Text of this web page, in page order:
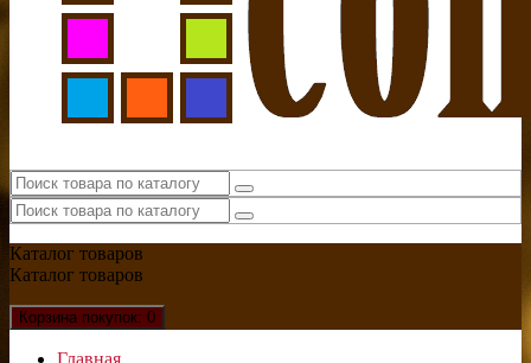
Каталог товаров
Каталог товаров
Корзина покупок: 0
Главная